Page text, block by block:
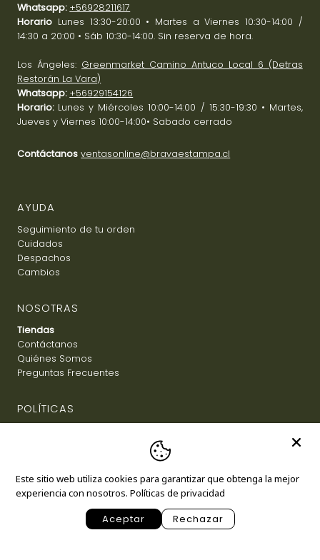
Whatsapp: +56928211617
Horario Lunes 13:30-20:00 • Martes a Viernes 10:30-14:00 /
14:30 a 20:00 • Sáb 10:30-14:00. Sin reserva de hora.
Los Ángeles: Greenmarket Camino Antuco Local 6 (Detras
Restorán La Vara)
Whatsapp: +56929154126
Horario: Lunes y Miércoles 10:00-14:00 / 15:30-19:30 • Martes,
Jueves y Viernes 10:00-14:00• Sabado cerrado
Contáctanos ventasonline@bravaestampa.cl
AYUDA
Seguimiento de tu orden
Cuidados
Despachos
Cambios
NOSOTRAS
Tiendas
Contáctanos
Quiénes Somos
Preguntas Frecuentes
POLÍTICAS
Info. Legal de Brava Estampa
© 2026 Brava Estampa • Rediseñado por
Este sitio web utiliza cookies para garantizar que obtenga la mejor
experiencia con nosotros. Políticas de privacidad
Aceptar Rechazar